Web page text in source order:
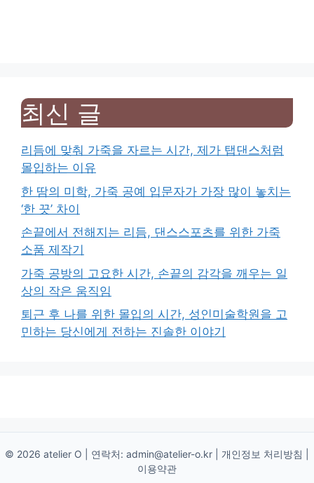
최신 글
리듬에 맞춰 가죽을 자르는 시간, 제가 탭댄스처럼
몰입하는 이유
한 땀의 미학, 가죽 공예 입문자가 가장 많이 놓치는
‘한 끗’ 차이
손끝에서 전해지는 리듬, 댄스스포츠를 위한 가죽
소품 제작기
가죽 공방의 고요한 시간, 손끝의 감각을 깨우는 일
상의 작은 움직임
퇴근 후 나를 위한 몰입의 시간, 성인미술학원을 고
민하는 당신에게 전하는 진솔한 이야기
© 2026 atelier O | 연락처: admin@atelier-o.kr 개인정보 처리방침
이용약관